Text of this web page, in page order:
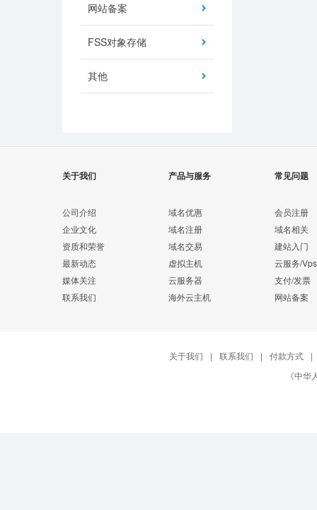
网站备案
FSS对象存储
其他
关于我们
公司介绍
企业文化
资质和荣誉
最新动态
媒体关注
联系我们
产品与服务
域名优惠
域名注册
域名交易
虚拟主机
云服务器
海外云主机
常见问题
会员注册
域名相关
建站入门
云服务/Vps
支付/发票
网站备案
关于我们 | 联系我们 | 付款方式
|
《中